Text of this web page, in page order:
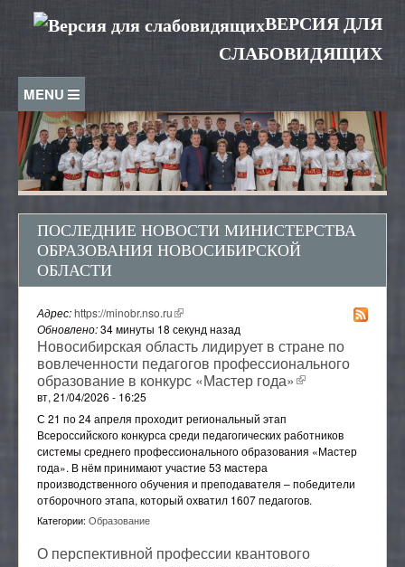
Перейти к основному содержанию
ВЕРСИЯ ДЛЯ
СЛАБОВИДЯЩИХ
ДОСТУПНАЯ СРЕДА
⏏
СВЕДЕНИЯ ОБ ОБРАЗОВАТЕЛЬНОЙ
ОРГАНИЗАЦИИ
Основные сведения
Структура и органы управления образовательной
организацией
Образование
Страница Директора
Руководство
Педагогический (научно-педагогический) состав
Материально-техническое обеспечение и
оснащённость образовательного процесса
Платные образовательные услуги
Образовательные стандарты и требования
СТУДЕНТАМ
Знаменитые выпускники колледжа
Специальности и профессии
Расписание звонков
Расписание занятий
Трудоустройство
Антитеррор, защита от ЧС
ПАМЯТКИ СТУДЕНТУ!
Целевое обучение
Пушкинская карта
Общественные организации колледжа
АБИТУРИЕНТАМ
Приемная комиссия
Социальное обеспечение
Специальности и профессии
23.01.09 Машинист локомотива
23.01.11 Слесарь-электрик по ремонту
электрооборудования подвижного состава
23.02.06 Техническая эксплуатация подвижного
состава железных дорог
08.02.10 Строительство железных дорог, путь и
43.01.06 Проводник на железнодорожном
Общежитие
Результаты приема
Гарантии работникам
Вопросы и обращения граждан
Обращения граждан
Экскурсия по ГБПОУ НСО "НКТТ имени Н.А.Лунина"
СОТРУДНИКАМ
Аттестация
Вакансии
Наставничество
Личный кабинет налогоплательщика
Специальная оценка условий труда (СОУТ)
ВХОД
ПОСЛЕДНИЕ НОВОСТИ МИНИСТЕРСТВА
ОБРАЗОВАНИЯ НОВОСИБИРСКОЙ
ОБЛАСТИ
Адрес:https://minobr.nso.ru(внешняя ссылка)
Обновлено:34 минуты 18 секунд назад
Новосибирская область лидирует в стране по
вовлеченности педагогов профессионального
образование в конкурс «Мастер года»(внешняя
вт, 21/04/2026 - 16:25
С 21 по 24 апреля проходит региональный этап
Всероссийского конкурса среди педагогических работников
системы среднего профессионального образования «Мастер
года». В нём принимают участие 53 мастера
производственного обучения и преподавателя – победители
отборочного этапа, который охватил 1607 педагогов.
Категории: Образование
О перспективной профессии квантового